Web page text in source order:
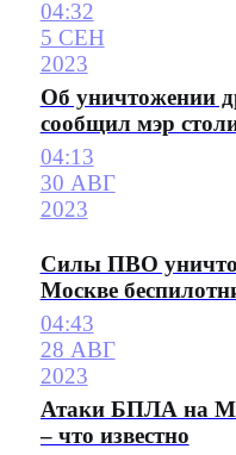
04:32
5 СЕН
2023
Об уничтожении
сообщил мэр
04:13
30 АВГ
2023
Cилы ПВО
Москве
04:43
28 АВГ
2023
Атаки БПЛА на
– что известно